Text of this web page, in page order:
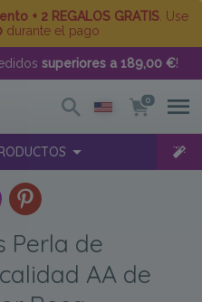
+ 2 REGALOS GRATIS . Use
durante el pago
superiores a 189,00 €!
0
Perla de
AA de